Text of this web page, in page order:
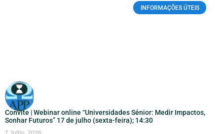
INFORMAÇÕES ÚTEIS
Convite | Webinar online “Universidades Sénior: Medir Impactos,
Sonhar Futuros” 17 de julho (sexta-feira); 14:30